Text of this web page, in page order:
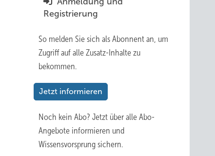
Registrierung
So melden Sie sich als Abonnent an, um
Zugriff auf alle Zusatz-Inhalte zu
bekommen.
Jetzt informieren
Noch kein Abo? Jetzt über alle Abo-
Angebote informieren und
Wissensvorsprung sichern.